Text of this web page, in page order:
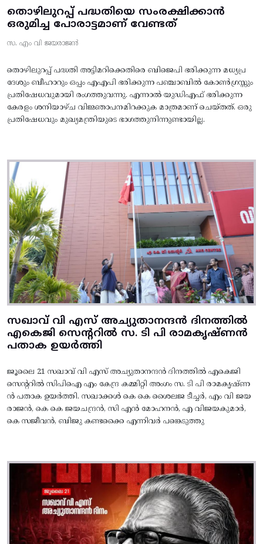
തൊഴിലുറപ്പ് പദ്ധതിയെ സംരക്ഷിക്കാൻ
ഒരുമിച്ച പോരാട്ടമാണ് വേണ്ടത്
സ. എം വി ജയരാജൻ
തൊഴിലുറപ്പ് പദ്ധതി അട്ടിമറിക്കെതിരെ ബിജെപി ഭരിക്കുന്ന മധ്യപ്ര
ദേശും ബീഹാറും ഒപ്പം എഎപി ഭരിക്കുന്ന പഞ്ചാബിൽ കോൺഗ്രസ്സും
പ്രതിഷേധവുമായി രംഗത്തുവന്നു. എന്നാൽ യുഡിഎഫ് ഭരിക്കുന്ന
കേരളം ശനിയാഴ്ച വിജ്ഞാപനമിറക്കുക മാത്രമാണ് ചെയ്തത്. ഒരു
പ്രതിഷേധവും മുഖ്യമന്ത്രിയുടെ ഭാഗത്തുനിന്നുണ്ടായില്ല.
സഖാവ് വി എസ് അച്യുതാനന്ദൻ ദിനത്തിൽ
എകെജി സെന്ററിൽ സ. ടി പി രാമകൃഷ്‌ണൻ
പതാക ഉയർത്തി
ജൂലൈ 21 സഖാവ് വി എസ് അച്യുതാനന്ദൻ ദിനത്തിൽ എകെജി
സെന്ററിൽ സിപിഐ എം കേന്ദ്ര കമ്മിറ്റി അംഗം സ. ടി പി രാമകൃഷ്‌ണ
ൻ പതാക ഉയർത്തി. സഖാക്കൾ കെ കെ ശൈലജ ടീച്ചർ, എം വി ജയ
രാജൻ, കെ കെ ജയചന്ദ്രൻ, സി എൻ മോഹനൻ, എ വിജയകുമാർ,
കെ സജീവൻ, ബിജു കണ്ടക്കൈ എന്നിവർ പങ്കെടുത്തു